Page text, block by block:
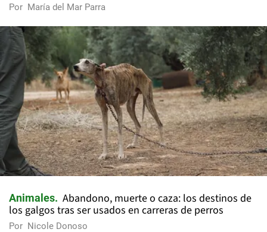
Por María del Mar Parra
Animales
Abandono, muerte o caza: los destinos de
los galgos tras ser usados en carreras de perros
Por Nicole Donoso